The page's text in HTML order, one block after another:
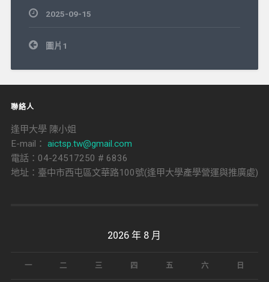
2025-09-15
文
章
覽
圖片1
聯絡人
逢甲大學 陳小姐
E-mail： aictsp.tw@gmail.com
電話：04-24517250 # 6836
地址：臺中市西屯區文華路100號(逢甲大學產學營運與推廣處)
2026 年 8 月
一 二 三 四 五 六 日